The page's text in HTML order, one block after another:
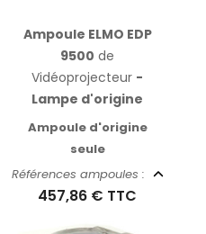
Ampoule ELMO EDP
9500 de
Vidéoprojecteur -
Lampe d'origine
Ampoule d'origine
seule
Références ampoules :
457,86 € TTC